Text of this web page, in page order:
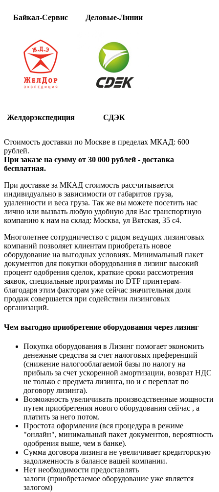
Байкал-Сервис Деловые-Линии
Желдорэкспедиция СДЭК
Стоимость доставки по Москве в пределах МКАД: 600
рублей.
При заказе на сумму от 30 000 рублей - доставка
бесплатная.
При доставке за МКАД стоимость рассчитывается
индивидуально в зависимости от габаритов груза,
удаленности и веса груза. Так же вы можете посетить нас
лично или вызвать любую удобную для Вас транспортную
компанию к нам на склад: Москва, ул Вятская, 35 c4.
Многолетнее сотрудничество с рядом ведущих лизинговых
компаний позволяет клиентам приобретать новое
оборудование на выгодных условиях. Минимальный пакет
документов для покупки оборудования в лизинг высокий
процент одобрения сделок, краткие сроки рассмотрения
заявок, специальные программы по DTF принтерам-
благодаря этим факторам уже сейчас значительная доля
продаж совершается при содействии лизинговых
организаций.
Чем выгодно приобретение оборудования через лизинг
Покупка оборудования в Лизинг помогает экономить
денежные средства за счет налоговых преференций
(снижение налогооблагаемой базы по налогу на
прибыль за счет ускоренной амортизации, возврат НДС
не только с предмета лизинга, но и с переплат по
договору лизинга).
Возможность увеличивать производственные мощности
путем приобретения нового оборудования сейчас , а
платить за него потом.
Простота оформления (вся процедура в режиме
"онлайн", минимальный пакет документов, вероятность
одобрения выше, чем в банке).
Сумма договора лизинга не увеличивает кредиторскую
задолженность в балансе вашей компании.
Нет необходимости предоставлять
залоги (приобретаемое оборудование уже является
залогом)